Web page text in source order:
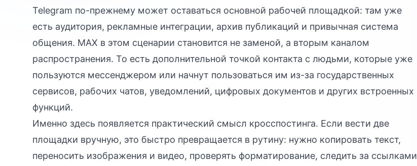
Telegram по-прежнему может оставаться основной рабочей площадкой: там уже
есть аудитория, рекламные интеграции, архив публикаций и привычная система
общения. MAX в этом сценарии становится не заменой, а вторым каналом
распространения. То есть дополнительной точкой контакта с людьми, которые уже
пользуются мессенджером или начнут пользоваться им из-за государственных
сервисов, рабочих чатов, уведомлений, цифровых документов и других встроенных
функций.
Именно здесь появляется практический смысл кросспостинга. Если вести две
площадки вручную, это быстро превращается в рутину: нужно копировать текст,
переносить изображения и видео, проверять форматирование, следить за ссылками